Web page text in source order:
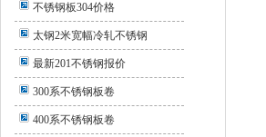
不锈钢板304价格
太钢2米宽幅冷轧不锈钢
最新201不锈钢报价
300系不锈钢板卷
400系不锈钢板卷